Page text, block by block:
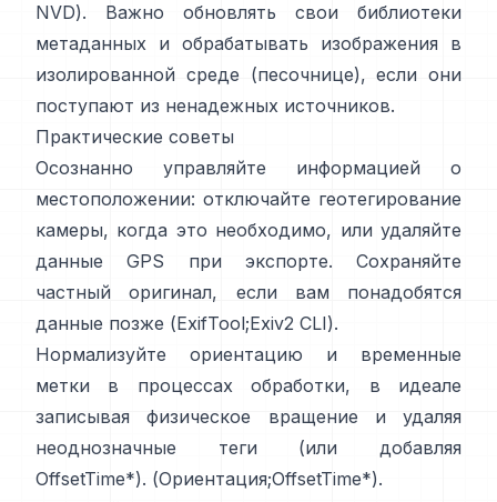
NVD). Важно обновлять свои библиотеки
метаданных и обрабатывать изображения в
изолированной среде (песочнице), если они
поступают из ненадежных источников.
Практические советы
Осознанно управляйте информацией о
местоположении: отключайте геотегирование
камеры, когда это необходимо, или удаляйте
данные GPS при экспорте. Сохраняйте
частный оригинал, если вам понадобятся
данные позже (ExifTool;Exiv2 CLI).
Нормализуйте ориентацию и временные
метки в процессах обработки, в идеале
записывая физическое вращение и удаляя
неоднозначные теги (или добавляя
OffsetTime*). (Ориентация;OffsetTime*).